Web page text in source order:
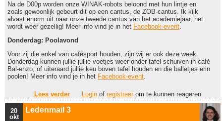
Na de D00p worden onze WINAK-robots beloond met hun lintje en
zoals gewoonlijk gebeurt dit op een cantus, de ZOB-cantus. Ik kijk
alvast enorm uit naar onze tweede cantus van het academiejaar, het
wordt weer gezellig! Meer info vind je in het Facebook-event.
Donderdag: Poolavond
Voor zij die enkel van cafésport houden, zijn wij er ook deze week.
Donderdag kunnen jullie jullie voetjes weer onder tafel schuiven in café
Bal-enzo, of uiteraard jullie keu boven tafel houden en die balletjes erin
poolen! Meer info vind je in het Facebook-event.
Lees verder over Ledenmail 4
Login of registreerom te kunnen reageren
20
okt
Ledenmail 3